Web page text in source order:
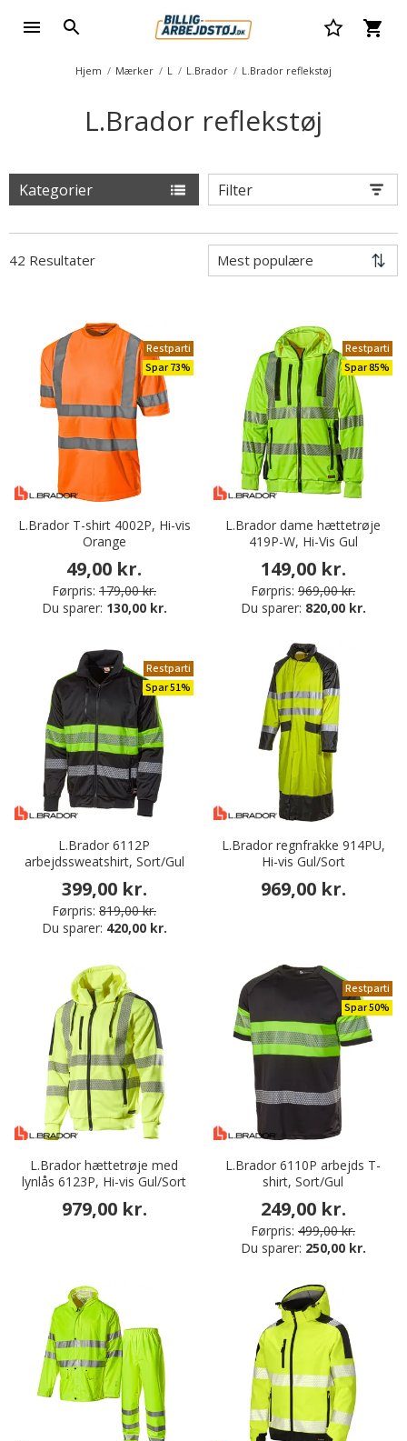
Hjem Mærker L L.Brador L.Brador reflekstøj
L.Brador reflekstøj
Kategorier Filter
42 Resultater
Restparti
Spar 73%
L.Brador T-shirt 4002P, Hi-vis
Orange
49,00 kr.
Førpris: 179,00 kr.
Du sparer: 130,00 kr.
Restparti
Spar 85%
L.Brador dame hættetrøje
419P-W, Hi-Vis Gul
149,00 kr.
Førpris: 969,00 kr.
Du sparer: 820,00 kr.
Restparti
Spar 51%
L.Brador 6112P
arbejdssweatshirt, Sort/Gul
399,00 kr.
Førpris: 819,00 kr.
Du sparer: 420,00 kr.
L.Brador regnfrakke 914PU,
Hi-vis Gul/Sort
969,00 kr.
L.Brador hættetrøje med
lynlås 6123P, Hi-vis Gul/Sort
979,00 kr.
Restparti
Spar 50%
L.Brador 6110P arbejds T-
shirt, Sort/Gul
249,00 kr.
Førpris: 499,00 kr.
Du sparer: 250,00 kr.